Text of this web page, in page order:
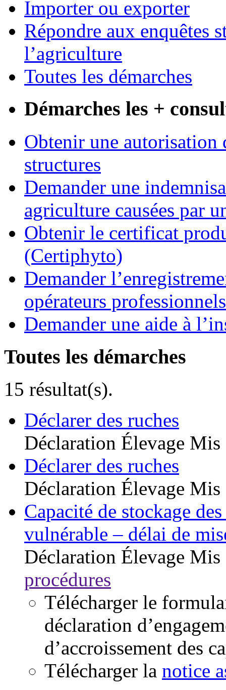
Importer ou exporter
Répondre aux enquêtes
l’agriculture
Toutes les démarches
Démarches les +
Obtenir une autorisation
structures
Demander une
agriculture causées par
Obtenir le certificat
(Certiphyto)
Demander
opérateurs professionnels
Demander une aide à
Toutes les démarches
15 résultat(s).
Déclarer des ruches
Déclaration Élevage Mis
Déclarer des ruches
Déclaration Élevage Mis
Capacité de stockage
vulnérable – délai de
Déclaration Élevage Mis
procédures
Télécharger le
déclaration
d’accroissement des
Télécharger la notice